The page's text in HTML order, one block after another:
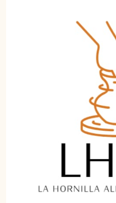
Platos de Greda de Pomaire:
Distinción en tu Mesa
Platos de
Identidad,
Distinción